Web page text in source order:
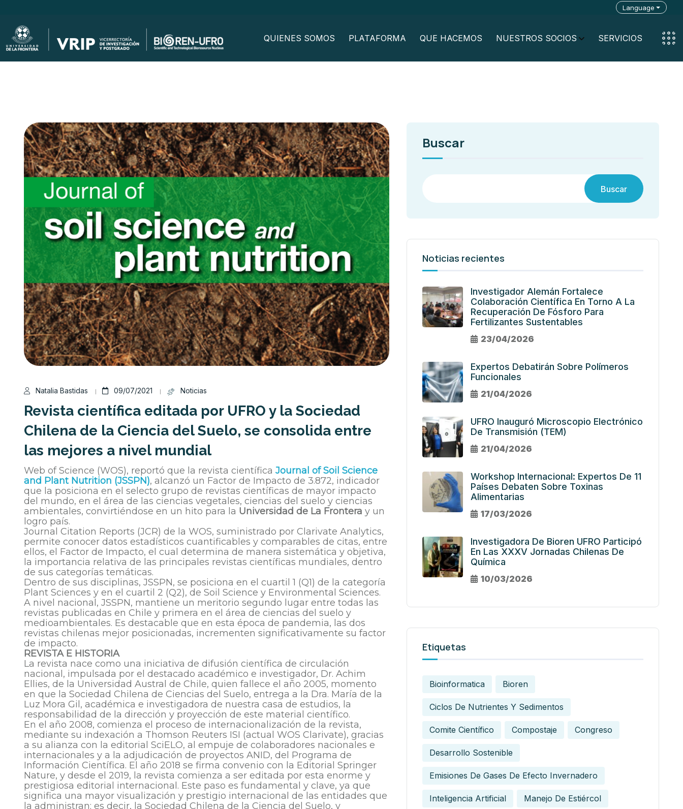
Language
QUIENES SOMOS PLATAFORMA QUE HACEMOS NUESTROS SOCIOS SERVICIOS
Natalia Bastidas 09/07/2021 Noticias
Revista científica editada por UFRO y la Sociedad
Chilena de la Ciencia del Suelo, se consolida entre
las mejores a nivel mundial
Web of Science (WOS), reportó que la revista científica Journal of Soil Science
and Plant Nutrition (JSSPN), alcanzó un Factor de Impacto de 3.872, indicador
que la posiciona en el selecto grupo de revistas científicas de mayor impacto
del mundo, en el área de las ciencias vegetales, ciencias del suelo y ciencias
ambientales, convirtiéndose en un hito para la Universidad de La Frontera y un
logro país.
Journal Citation Reports (JCR) de la WOS, suministrado por Clarivate Analytics,
permite conocer datos estadísticos cuantificables y comparables de citas, entre
ellos, el Factor de Impacto, el cual determina de manera sistemática y objetiva,
la importancia relativa de las principales revistas científicas mundiales, dentro
de sus categorías temáticas.
Dentro de sus disciplinas, JSSPN, se posiciona en el cuartil 1 (Q1) de la categoría
Plant Sciences y en el cuartil 2 (Q2), de Soil Science y Environmental Sciences.
A nivel nacional, JSSPN, mantiene un meritorio segundo lugar entre todas las
revistas publicadas en Chile y primera en el área de ciencias del suelo y
medioambientales. Es destacable que en esta época de pandemia, las dos
revistas chilenas mejor posicionadas, incrementen significativamente su factor
de impacto.
REVISTA E HISTORIA
La revista nace como una iniciativa de difusión científica de circulación
nacional, impulsada por el destacado académico e investigador, Dr. Achim
Ellies, de la Universidad Austral de Chile, quien fallece el año 2005, momento
en que la Sociedad Chilena de Ciencias del Suelo, entrega a la Dra. María de la
Luz Mora Gil, académica e investigadora de nuestra casa de estudios, la
responsabilidad de la dirección y proyección de este material científico.
En el año 2008, comienza el proceso de internacionalización de la revista,
mediante su indexación a Thomson Reuters ISI (actual WOS Clarivate), gracias
a su alianza con la editorial SciELO, al empuje de colaboradores nacionales e
internacionales y a la adjudicación de proyectos ANID, del Programa de
Información Científica. El año 2018 se firma convenio con la Editorial Springer
Nature, y desde el 2019, la revista comienza a ser editada por esta enorme y
prestigiosa editorial internacional. Este paso es fundamental y clave, ya que
significa una mayor visualización y prestigio internacional de las entidades que
la administran; es decir, la Sociedad Chilena de la Ciencia del Suelo, y
Buscar
Buscar
Noticias recientes
Investigador Alemán Fortalece
Colaboración Científica En Torno A La
Recuperación De Fósforo Para
Fertilizantes Sustentables
23/04/2026
Expertos Debatirán Sobre Polímeros
Funcionales
21/04/2026
UFRO Inauguró Microscopio Electrónico
De Transmisión (TEM)
21/04/2026
Workshop Internacional: Expertos De 11
Países Debaten Sobre Toxinas
Alimentarias
17/03/2026
Investigadora De Bioren UFRO Participó
En Las XXXV Jornadas Chilenas De
Química
10/03/2026
Etiquetas
Bioinformatica Bioren
Ciclos De Nutrientes Y Sedimentos
Comite Científico Compostaje Congreso
Desarrollo Sostenible
Emisiones De Gases De Efecto Invernadero
Inteligencia Artificial Manejo De Estiércol